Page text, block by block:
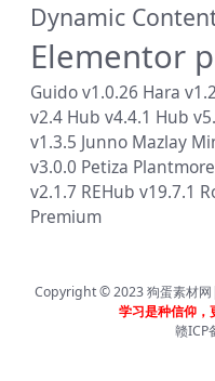
Dynamic
Elementor
Guido v1.0.26 Hara v1.2
v2.4 Hub v4.4.1 Hub
v1.3.5 Junno Mazlay
v3.0.0 Petiza Plantmore
v2.1.7 REHub v19.7.1
Premium
Copyright © 2023狗蛋素材
学习是种信仰，
赣ICP